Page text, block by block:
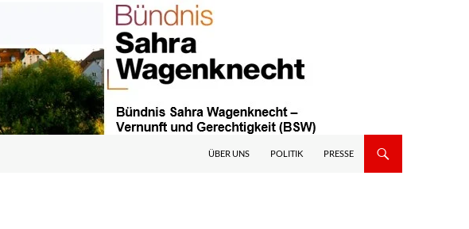
ÜBER UNS POLITIK PRESSE